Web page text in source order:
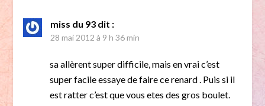
miss du 93 dit :
28 mai 2012 à 9 h 36 min
sa allèrent super difficile, mais en vrai c’est
super facile essaye de faire ce renard . Puis si il
est ratter c’est que vous etes des gros boulet.